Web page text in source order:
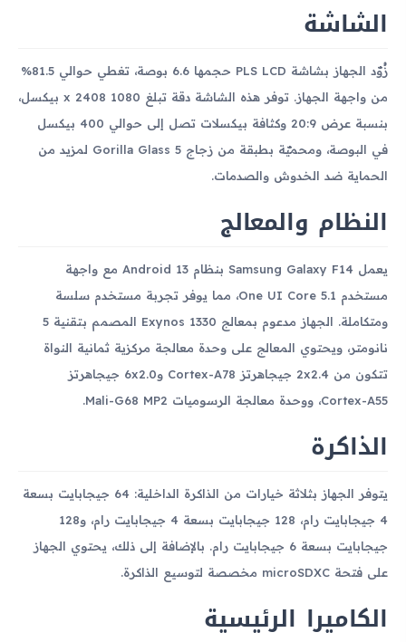
الشاشة
زُوّد الجهاز بشاشة PLS LCD حجمها 6.6 بوصة، تغطي حوالي 81.5%
من واجهة الجهاز. توفر هذه الشاشة دقة تبلغ 1080 x 2408 بيكسل،
بنسبة عرض 20:9 وكثافة بيكسلات تصل إلى حوالي 400 بيكسل
في البوصة، ومحميّة بطبقة من زجاج Gorilla Glass 5 لمزيد من
الحماية ضد الخدوش والصدمات.
النظام والمعالج
يعمل Samsung Galaxy F14 بنظام Android 13 مع واجهة
مستخدم One UI Core 5.1، مما يوفر تجربة مستخدم سلسة
ومتكاملة. الجهاز مدعوم بمعالج Exynos 1330 المصمم بتقنية 5
نانومتر، ويحتوي المعالج على وحدة معالجة مركزية ثمانية النواة
تتكون من 2x2.4 جيجاهرتز Cortex-A78 و6x2.0 جيجاهرتز
Cortex-A55، ووحدة معالجة الرسوميات Mali-G68 MP2.
الذاكرة
يتوفر الجهاز بثلاثة خيارات من الذاكرة الداخلية: 64 جيجابايت بسعة
4 جيجابايت رام، 128 جيجابايت بسعة 4 جيجابايت رام، و128
جيجابايت بسعة 6 جيجابايت رام. بالإضافة إلى ذلك، يحتوي الجهاز
على فتحة microSDXC مخصصة لتوسيع الذاكرة.
الكاميرا الرئيسية